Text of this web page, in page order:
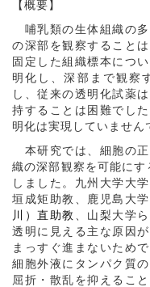
【概要】
哺乳類の生体組織の
の深部を観察すること
固定した組織標本につ
明化し、深部まで観察
し、従来の透明化試薬
持することは困難でし
明化は実現していません
本研究では、細胞の正
織の深部観察を可能に
しました。九州大学大
垣成矩助教、鹿児島大
川）直助教
、山梨大学
透明に見える主な原因
まっすぐ進まないため
細胞外液にタンパク質
屈折・散乱を抑えるこ